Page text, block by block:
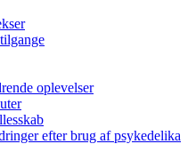
oplevelser
efter brug af psykedelika